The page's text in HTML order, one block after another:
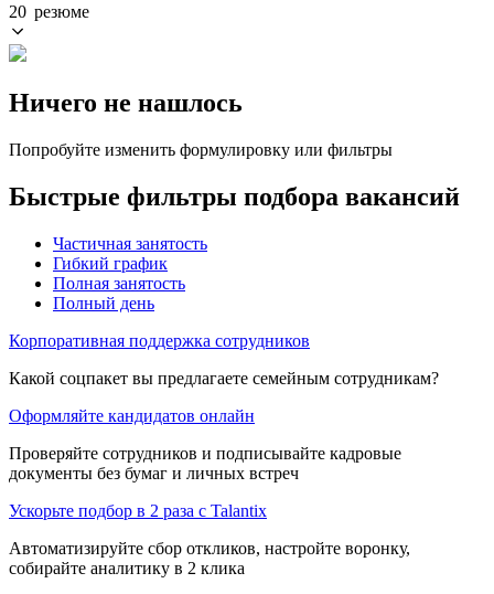
20 резюме
Ничего не нашлось
Попробуйте изменить формулировку или фильтры
Быстрые фильтры подбора вакансий
Частичная занятость
Гибкий график
Полная занятость
Полный день
Корпоративная поддержка сотрудников
Какой соцпакет вы предлагаете семейным сотрудникам?
Оформляйте кандидатов онлайн
Проверяйте сотрудников и подписывайте кадровые
документы без бумаг и личных встреч
Ускорьте подбор в 2 раза с Talantix
Автоматизируйте сбор откликов, настройте воронку,
собирайте аналитику в 2 клика